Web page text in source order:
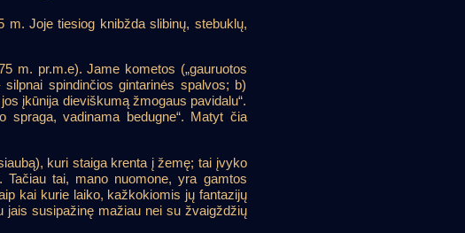
m. Joje tiesiog knibžda slibinų, stebuklų,
m. pr.m.e). Jame kometos („gauruotos
spindinčios gintarinės spalvos; b)
įkūnija dieviškumą žmogaus pavidalu“.
spraga, vadinama bedugne“. Matyt čia
kuri staiga krenta į žemę; tai įvyko
tai, mano nuomone, yra gamtos
kai kurie laiko, kažkokiomis jų fantazijų
susipažinę mažiau nei su žvaigždžių